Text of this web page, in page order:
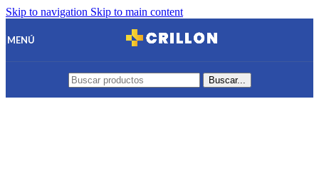
Skip to navigation Skip to main content
MENÚ
Buscar...